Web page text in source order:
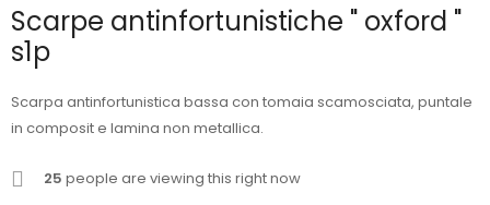
Scarpe antinfortunistiche " oxford "
s1p
Scarpa antinfortunistica bassa con tomaia scamosciata, puntale
in composit e lamina non metallica.
25 people are viewing this right now